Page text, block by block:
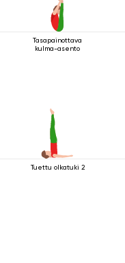
Tasapainottava
kulma-asento
Tuettu olkatuki 2